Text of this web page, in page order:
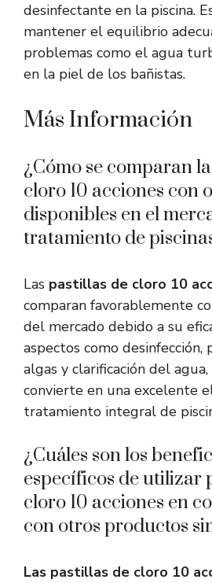
desinfectante en la piscina.
mantener el equilibrio
problemas como el agua
en la piel de los bañistas.
Más Información
¿Cómo se comparan
cloro 10 acciones con
disponibles en el
tratamiento de
Las pastillas de cloro 10
comparan favorablemente
del mercado debido a su
aspectos como desinfección,
algas y clarificación del
convierte en una excelente
tratamiento integral de
¿Cuáles son los
específicos de utilizar
cloro 10 acciones en
con otros productos
Las pastillas de cloro 10